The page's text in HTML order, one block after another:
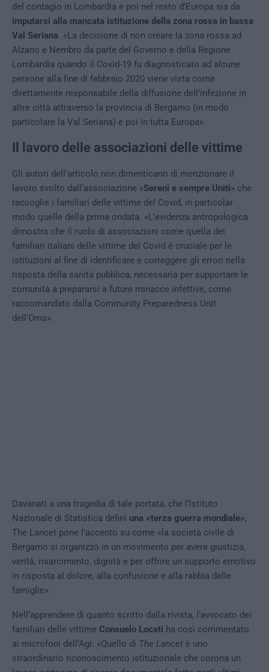
del contagio in Lombardia e poi nel resto d’Europa sia da
imputarsi alla mancata istituzione della zona rossa in bassa
Val Seriana. «La decisione di non creare la zona rossa ad
Alzano e Nembro da parte del Governo e della Regione
Lombardia quando il Covid-19 fu diagnosticato ad alcune
persone alla fine di febbraio 2020 viene vista come
direttamente responsabile della diffusione dell’infezione in
altre città attraverso la provincia di Bergamo (in modo
particolare la Val Seriana) e poi in tutta Europa».
Il lavoro delle associazioni delle vittime
Gli autori dell’articolo non dimenticano di menzionare il
lavoro svolto dall’associazione «Sereni e sempre Uniti» che
raccoglie i familiari delle vittime del Covid, in particolar
modo quelle della prima ondata. «L’evidenza antropologica
dimostra che il ruolo di associazioni come quella dei
familiari italiani delle vittime del Covid è cruciale per le
istituzioni al fine di identificare e correggere gli errori nella
risposta della sanità pubblica, necessaria per supportare le
comunità a prepararsi a future minacce infettive, come
raccomandato dalla Community Preparedness Unit
dell’Oms».
Davanati a una tragedia di tale portata, che l’Istituto
Nazionale di Statistica definì una «terza guerra mondiale»,
The Lancet pone l’accento su come «la società civile di
Bergamo si organizzò in un movimento per avere giustizia,
verità, risarcimento, dignità e per offrire un supporto emotivo
in risposta al dolore, alla confusione e alla rabbia delle
famiglie».
Nell’apprendere di quanto scritto dalla rivista, l’avvocato dei
familiari delle vittime Consuelo Locati ha così commentato
ai microfoni dell’Agi: «Quello di The Lancet è uno
straordinario riconoscimento istituzionale che corona un